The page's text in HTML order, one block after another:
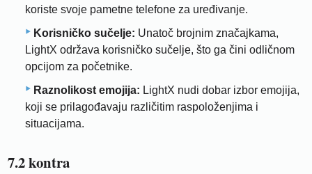
koriste svoje pametne telefone za uređivanje.
Korisničko sučelje: Unatoč brojnim značajkama,
LightX održava korisničko sučelje, što ga čini odličnom
opcijom za početnike.
Raznolikost emojija: LightX nudi dobar izbor emojija,
koji se prilagođavaju različitim raspoloženjima i
situacijama.
7.2 kontra